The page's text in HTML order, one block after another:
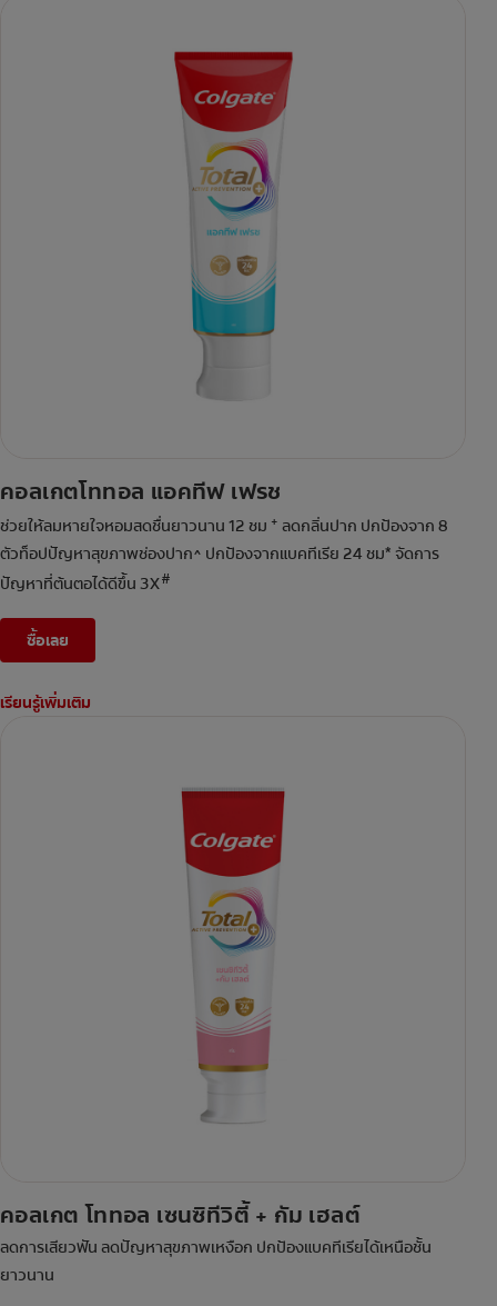
คอลเกตโททอล แอคทีฟ เฟรช
ช่วยให้ลมหายใจหอมสดชื่นยาวนาน 12 ชม + ลดกลิ่นปาก ปกป้องจาก 8
ตัวท็อปปัญหาสุขภาพช่องปาก^ ปกป้องจากแบคทีเรีย 24 ชม* จัดการ
ปัญหาที่ต้นตอได้ดีขึ้น 3X#
ซื้อเลย
เรียนรู้เพิ่มเติม
คอลเกต โททอล เซนซิทีวิตี้ + กัม เฮลต์
ลดการเสียวฟัน ลดปัญหาสุขภาพเหงือก ปกป้องแบคทีเรียได้เหนือชั้น
ยาวนาน